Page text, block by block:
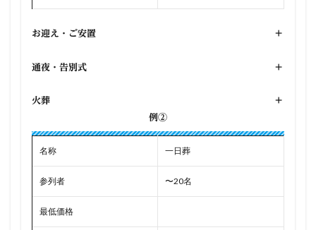
お迎え・ご安置 +
通夜・告別式 +
火葬
+
例②
名称 一日葬
参列者 〜20名
最低価格